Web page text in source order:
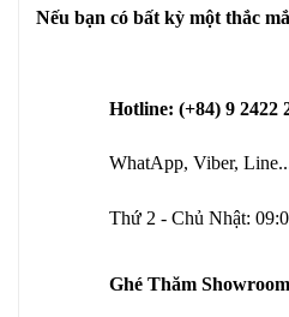
Nếu bạn có bất kỳ một thắc
Hotline: (+84) 9 2422
WhatApp, Viber,
Thứ 2 - Chủ Nhật:
Ghé Thăm Showroom